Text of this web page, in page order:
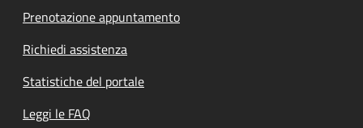
Prenotazione appuntamento
Richiedi assistenza
Statistiche del portale
Leggi le FAQ